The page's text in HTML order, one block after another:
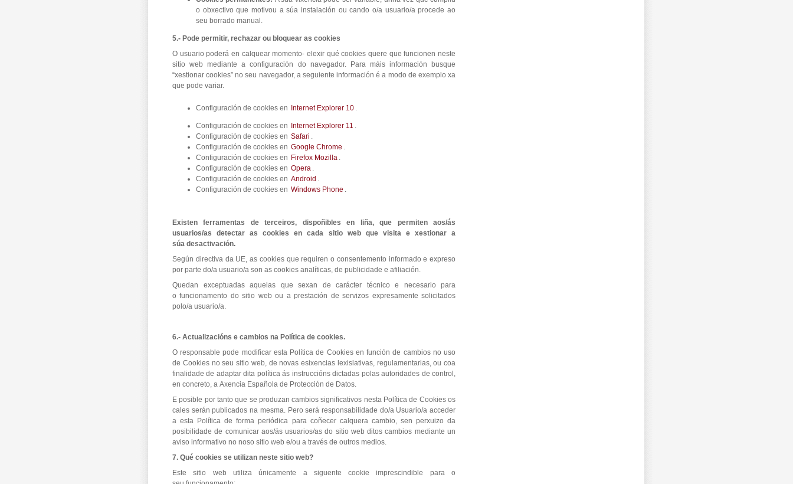
o obxectivo que motivou a súa instalación ou cando o/a usuario/a procede ao
seu borrado manual.
5.- Pode permitir, rechazar ou bloquear as cookies
O usuario poderá en calquear momento- elexir qué cookies quere que funcionen neste
sitio web mediante a configuración do navegador. Para máis información busque
“xestionar cookies” no seu navegador, a seguiente información é a modo de exemplo xa
que pode variar.
Configuración de cookies en Internet Explorer 10 .
Configuración de cookies en Internet Explorer 11 .
Configuración de cookies en Safari .
Configuración de cookies en Google Chrome .
Configuración de cookies en Firefox Mozilla .
Configuración de cookies en Opera .
Configuración de cookies en Android .
Configuración de cookies en Windows Phone .
Existen ferramentas de terceiros, dispoñibles en liña, que permiten aos/ás
usuarios/as detectar as cookies en cada sitio web que visita e xestionar a
súa desactivación.
Según directiva da UE, as cookies que requiren o consentemento informado e expreso
por parte do/a usuario/a son as cookies analíticas, de publicidade e afiliación.
Quedan exceptuadas aquelas que sexan de carácter técnico e necesario para
o funcionamento do sitio web ou a prestación de servizos expresamente solicitados
polo/a usuario/a.
6.- Actualizacións e cambios na Política de cookies.
O responsable pode modificar esta Política de Cookies en función de cambios no uso
de Cookies no seu sitio web, de novas esixencias lexislativas, regulamentarias, ou coa
finalidade de adaptar dita política ás instruccións dictadas polas autoridades de control,
en concreto, a Axencia Española de Protección de Datos.
E posible por tanto que se produzan cambios significativos nesta Política de Cookies os
cales serán publicados na mesma. Pero será responsabilidade do/a Usuario/a acceder
a esta Política de forma periódica para coñecer calquera cambio, sen perxuizo da
posibilidade de comunicar aos/ás usuarios/as do sitio web ditos cambios mediante un
aviso informativo no noso sitio web e/ou a través de outros medios.
7. Qué cookies se utilizan neste sitio web?
Este sitio web utiliza únicamente a siguente cookie imprescindible para o